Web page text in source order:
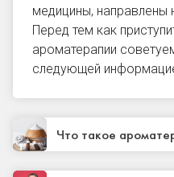
медицины, направлены
Перед тем как
ароматерапии
следующей
Что такое